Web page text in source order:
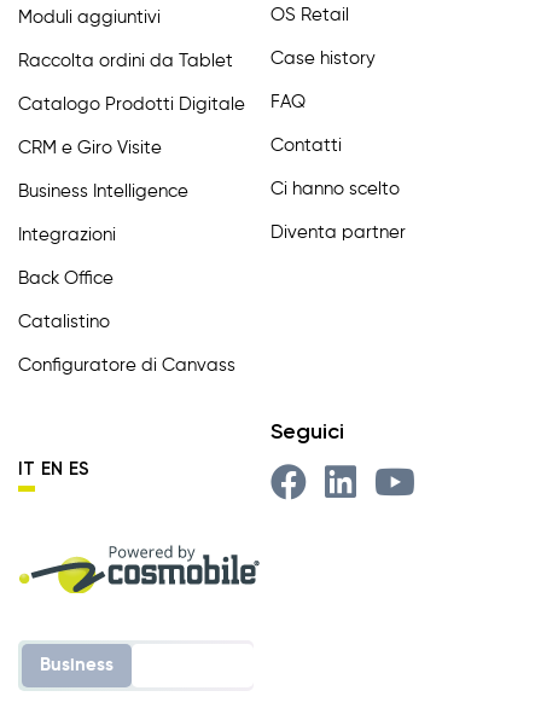
Business
Moduli aggiuntivi
Raccolta ordini da Tablet
Catalogo Prodotti Digitale
CRM e Giro Visite
Business Intelligence
Integrazioni
Back Office
Catalistino
Configuratore di Canvass
OS Retail
Case history
FAQ
Contatti
Ci hanno scelto
Diventa partner
IT EN ES
Seguici